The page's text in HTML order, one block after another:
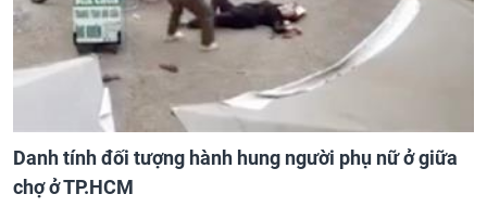
Danh tính đối tượng hành hung người phụ nữ ở giữa
chợ ở TP.HCM